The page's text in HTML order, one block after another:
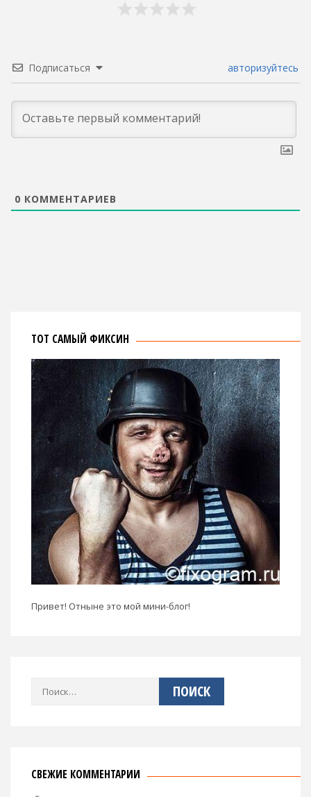
Подписаться авторизуйтесь
0 КОММЕНТАРИЕВ
ТОТ САМЫЙ ФИКСИН
Привет! Отныне это мой мини-блог!
Найти:
СВЕЖИЕ КОММЕНТАРИИ